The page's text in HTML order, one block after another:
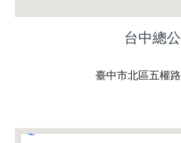
台中總
臺中市北區五權